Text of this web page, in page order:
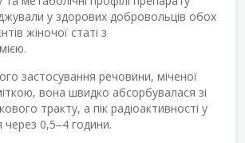
у здорових добровольців обох
жіночої статі з
застосування речовини, міченої
вона швидко абсорбувалася зі
тракту, а пік радіоактивності у
через 0,5‒4 години.